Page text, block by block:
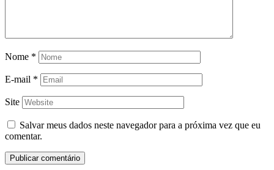
Nome *
E-mail *
Site
Salvar meus dados neste navegador para a próxima vez que eu
comentar.